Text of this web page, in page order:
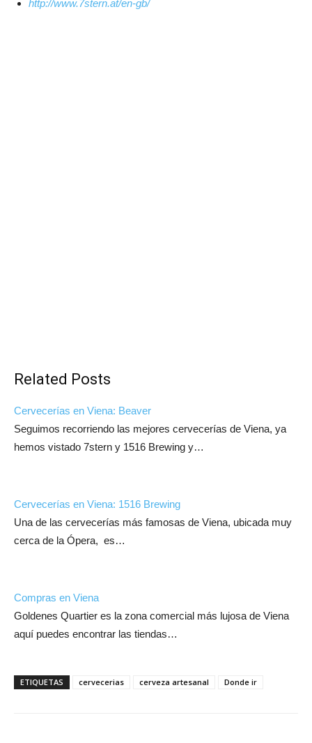
http://www.7stern.at/en-gb/
Related Posts
Cervecerías en Viena: Beaver
Seguimos recorriendo las mejores cervecerías de Viena, ya
hemos vistado 7stern y 1516 Brewing y…
Cervecerías en Viena: 1516 Brewing
Una de las cervecerías más famosas de Viena, ubicada muy
cerca de la Ópera, es…
Compras en Viena
Goldenes Quartier es la zona comercial más lujosa de Viena
aquí puedes encontrar las tiendas…
ETIQUETAS cervecerias cerveza artesanal Donde ir